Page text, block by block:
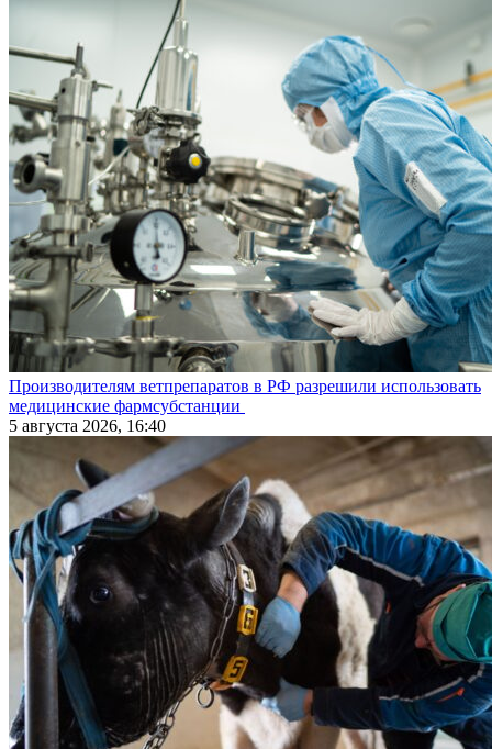
Производителям ветпрепаратов в РФ разрешили использовать
медицинские фармсубстанции
5 августа 2026, 16:40